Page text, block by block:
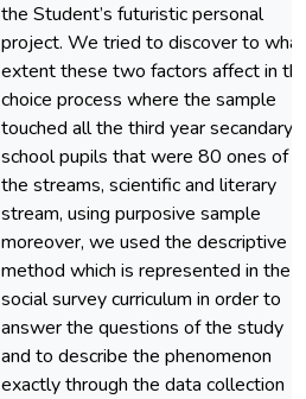
the Student’s futuristic personal
project. We tried to discover to what
extent these two factors affect in
choice process where the sample
touched all the third year secandary
school pupils that were 80 ones of
the streams, scientific and literary
stream, using purposive sample
moreover, we used the descriptive
method which is represented in the
social survey curriculum in order to
answer the questions of the study
and to describe the phenomenon
exactly through the data collection